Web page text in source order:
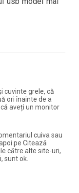
cuvinte grele, că
ori înainte de a
aveți un monitor
cuiva sau
pe Citează
către alte site-uri,
sunt ok.